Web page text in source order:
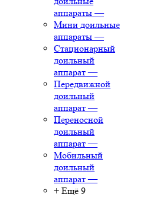
аппараты —
Мини доильные
аппараты —
Стационарный
доильный
аппарат —
Передвижной
доильный
аппарат —
Переносной
доильный
аппарат —
Мобильный
доильный
аппарат —
+ Ещё 9